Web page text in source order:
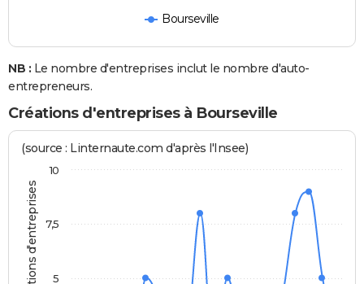
Bourseville
NB : Le nombre d'entreprises inclut le nombre d'auto-
entrepreneurs.
Créations d'entreprises à Bourseville
(source : Linternaute.com d'après l'Insee)
5
7,5
10